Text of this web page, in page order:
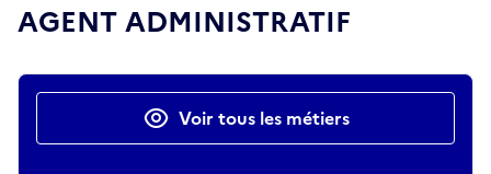
AGENT ADMINISTRATIF
Actions rapidesVoir tous les métiers